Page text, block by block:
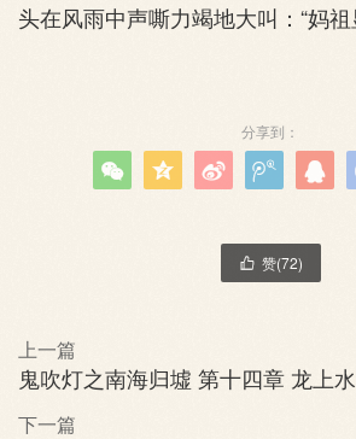
头在风雨中声嘶力竭地大叫：“妈祖
分享到：
    
 赞(72)
上一篇
鬼吹灯之南海归墟 第十四章 龙上水
下一篇